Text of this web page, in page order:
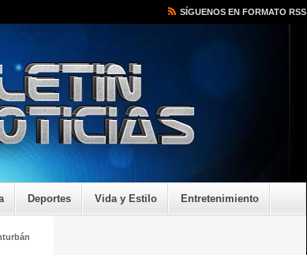
SÍGUENOS EN FORMATO RSS
Deportes Vida y Estilo Entretenimiento